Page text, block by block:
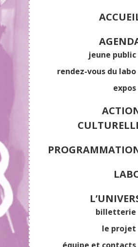
jeune public
rendez-vous du labo
expos
billetterie
le projet